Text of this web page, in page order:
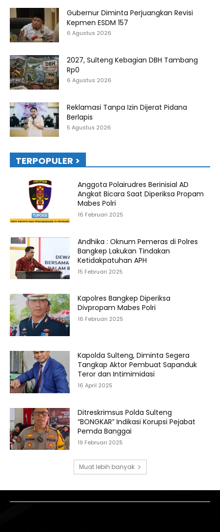
Gubernur Diminta Perjuangkan Revisi
Kepmen ESDM 157
6 Agustus 2026
2027, Sulteng Kebagian DBH Tambang
Rp0
6 Agustus 2026
Reklamasi Tanpa Izin Dijerat Pidana
Berlapis
5 Agustus 2026
TERPOPULER >
Anggota Polairudres Berinisial AD
Angkat Bicara Saat Diperiksa Propam
Mabes Polri
16 Februari 2025
Andhika : Oknum Pemeras di Polres
Bangkep Lakukan Tindakan
Ketidakpatuhan APH
15 Februari 2025
Kapolres Bangkep Diperiksa
Divpropam Mabes Polri
16 Februari 2025
Kapolda Sulteng, Diminta Segera
Tangkap Aktor Pembuat Sapanduk
Teror dan Intimimidasi
16 April 2025
Ditreskrimsus Polda Sulteng
“BONGKAR” Indikasi Korupsi Pejabat
Pemda Banggai
19 Februari 2025
Muat lebih banyak